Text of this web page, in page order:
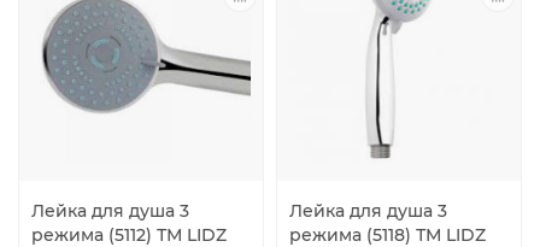
Лейка для душа 3
режима (5112) ТМ LIDZ
Лейка для душа 3
режима (5118) ТМ LIDZ